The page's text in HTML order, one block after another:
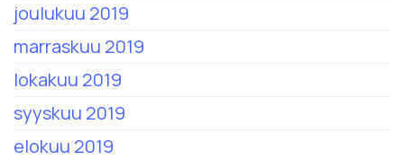
joulukuu 2019
marraskuu 2019
lokakuu 2019
syyskuu 2019
elokuu 2019